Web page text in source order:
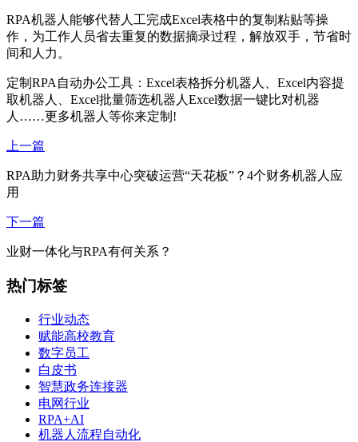
RPA机器人能够代替人工完成Excel表格中的复制粘贴等操
作，为工作人员省去重复的数据摘录过程，解放双手，节省时
间和人力。
定制RPA自动办公工具：Excel表格拆分机器人、Excel内容提
取机器人、Excel批量筛选机器人Excel数据一键比对机器
人……更多机器人等你来定制!
上一篇
RPA助力财务共享中心突破运营“天花板”？4个财务机器人应
用
下一篇
业财一体化与RPA有何关系？
热门标签
行业动态
赋能高校教育
数字员工
白皮书
智慧政务连接器
电网行业
RPA+AI
机器人流程自动化